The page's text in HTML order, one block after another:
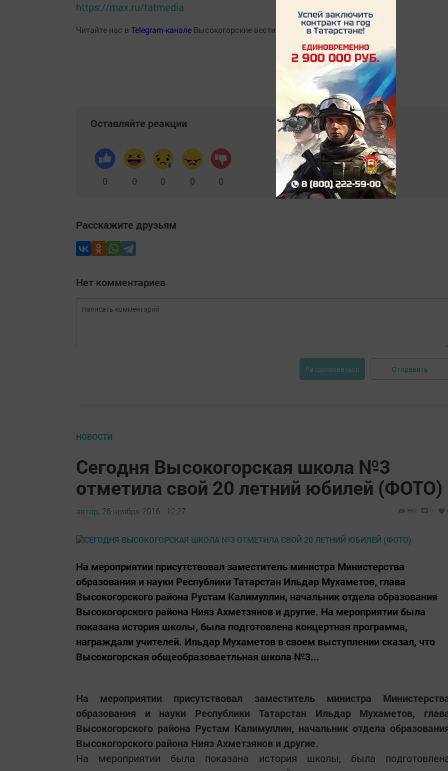
https://max.ru/tatmedia
Читайте нас в Telegram-канале Высокогорские вести
Оставляйте реакции
0 0 0 0 0
Расскажите друзьям
Нет комментариев
Авторизоваться Отправить
НОВОСТИ
Сегодня Высокогорская школа №3
отметила свой 20 летний юбилей (ФОТО)
автор, 26 ноября 2016 - 12:27 880 0
На мероприятии присутствовал заместитель министра Министерства
образования и науки Республики Татарстан Ильдар Мухаметов, глава
Высокогорского района Рустам Калимуллин, начальник отдела образования
Высокогорского района Нияз Ахметзянов и другие. На мероприятии была
показана история школы, была подготовлена концертная программа,
награждали учителей. Ильдар Мухаметов в своем выступлении сказал, что
Высокогорская общеобразоваетльная школа №3...
На мероприятии присутствовал заместитель министра
образования и науки Республики Татарстан Ильдар Мухаметов,
Высокогорского района Рустам Калимуллин, начальник отдела
Высокогорского района Нияз Ахметзянов и другие.
На мероприятии была показана история школы, была